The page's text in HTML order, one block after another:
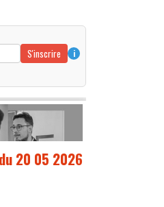
S'inscrire
i
20 05 2026